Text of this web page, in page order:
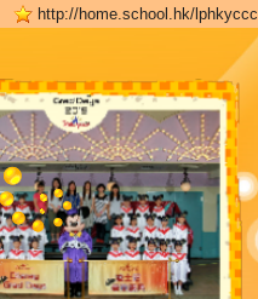
http://home.school.hk/lphkyccc